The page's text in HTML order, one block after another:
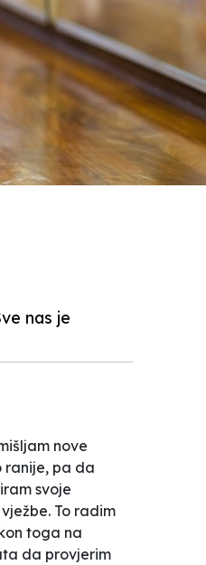
nas je
nove
ranije, pa da
svoje
To radim
toga na
da provjerim